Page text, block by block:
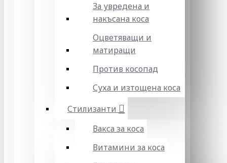
За увредена и
накъсана коса
Оцветяващи и
матиращи
Против косопад
Суха и изтощена коса
Стилизанти
Вакса за коса
Витамини за коса